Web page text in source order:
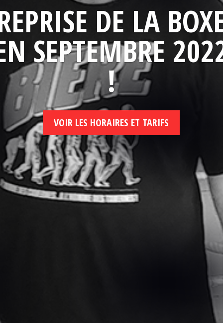
DE LA
SEPTEMBRE
!
VOIR LES HORAIRES ET TARIFS